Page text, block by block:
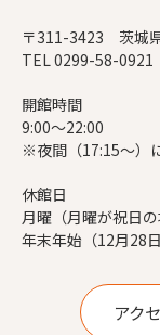
〒311-3423 茨城
TEL 0299-58-
開館時間
9:00～22:00
※夜間（17:15～）
休館日
月曜（月曜が祝日の
年末年始（12月28
アク